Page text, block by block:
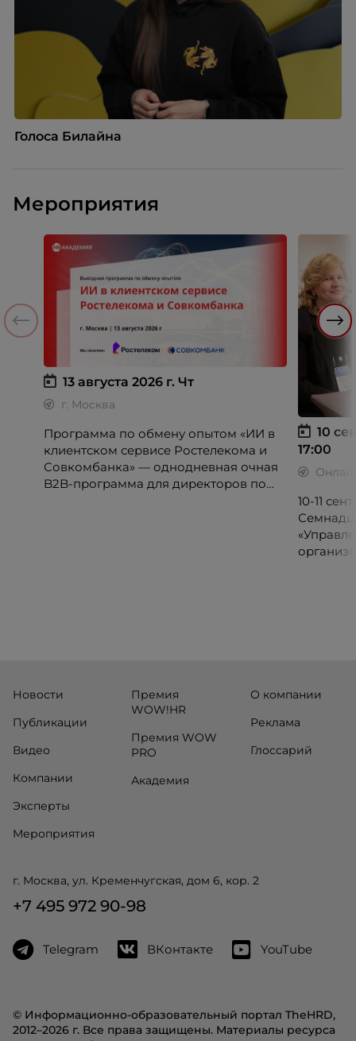
Голоса Билайна
Мероприятия
13 августа 2026 г. Чт
г. Москва
Программа по обмену опытом «ИИ в
клиентском сервисе Ростелекома и
Совкомбанка» — однодневная очная
B2B-программа для директоров по
10
17:00
10-11
© Информационно-образовательный портал TheHRD,
2012–2026 г. Все права защищены. Материалы ресурса
Новости
Публикации
Видео
Компании
Эксперты
Мероприятия
Премия
WOW!HR
Премия WOW
PRO
Академия
О компании
Реклама
Глоссарий
г. Москва, ул. Кременчугская, дом 6, кор. 2
+7 495 972 90-98
Telegram ВКонтакте YouTube